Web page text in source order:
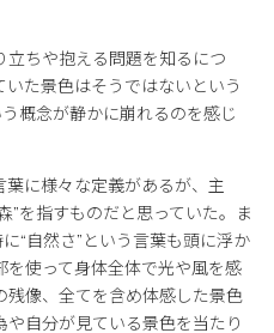
立ちや抱える問題を知るにつ
た景色はそうではないという
概念が静かに崩れるのを感じ
に様々な定義があるが、主
”を指すものだと思っていた。ま
“自然さ”という言葉も頭に浮か
使って身体全体で光や風を感
残像、全てを含め体感した景色
自分が見ている景色を当たり